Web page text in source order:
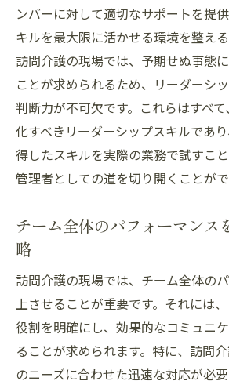
研修を通じて得られる業界
訪問介護の質を維持するた
自己成長とキャリアアップ
育
効果的な人材育成のための
訪問介護でチームを導くための
化法
チームメンバーの潜在能力
訪問介護現場での問題解決
スタッフの育成と教育を効
訪問介護の現場での信頼構
訪問介護の現場で求められる管
ンバーに対して適切なサポートを提
キルを最大限に活かせる環境を整える
訪問介護の現場では、予期せぬ事態
ことが求められるため、リーダーシ
判断力が不可欠です。これらはすべ
化すべきリーダーシップスキルであ
得したスキルを実際の業務で試すこ
管理者としての道を切り開くことがで
チーム全体のパフォーマンス
略
訪問介護の現場では、チーム全体の
上させることが重要です。それには
役割を明確にし、効果的なコミュニ
ることが求められます。特に、訪問
のニーズに合わせた迅速な対応が必